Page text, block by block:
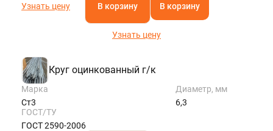
Узнать цену В корзину В корзину
Узнать цену
Круг оцинкованный г/к
Марка
Ст3
Диаметр, мм
6,3
ГОСТ/ТУ
ГОСТ 2590-2006